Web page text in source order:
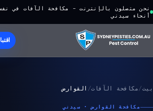
نحن متصلون بالإنترنت - مكافحة الآفات في
أنحاء سيدني
بيت/مكافحة الآفات/ القوارض
مكافحة القوارض · سيدني